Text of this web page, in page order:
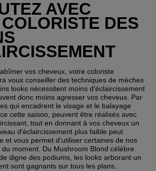
AVEC
DES
vos cheveux, votre coloriste
vous conseiller des techniques de mèches
looks nécessitent moins d'éclaircissement
donc moins agresser vos cheveux. Par
qui encadrent le visage et le balayage
cette saison, peuvent être réalisés avec
tout en donnant à vos cheveux un
d'éclaircissement plus faible peut
et vous permet d'utiliser certaines de nos
moment. Du Mushroom Blond célèbre
digne des podiums, les looks arborant un
sont gagnants sur tous les plans.